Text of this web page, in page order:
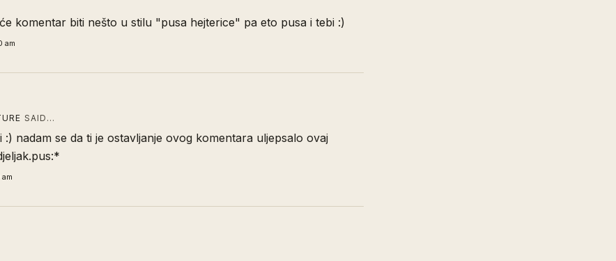
komentar biti nešto u stilu "pusa hejterice" pa eto pusa i tebi :)
am
SAID…
:) nadam se da ti je ostavljanje ovog komentara uljepsalo ovaj